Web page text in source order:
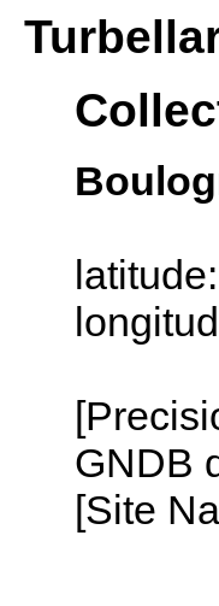
GNDB
[Site